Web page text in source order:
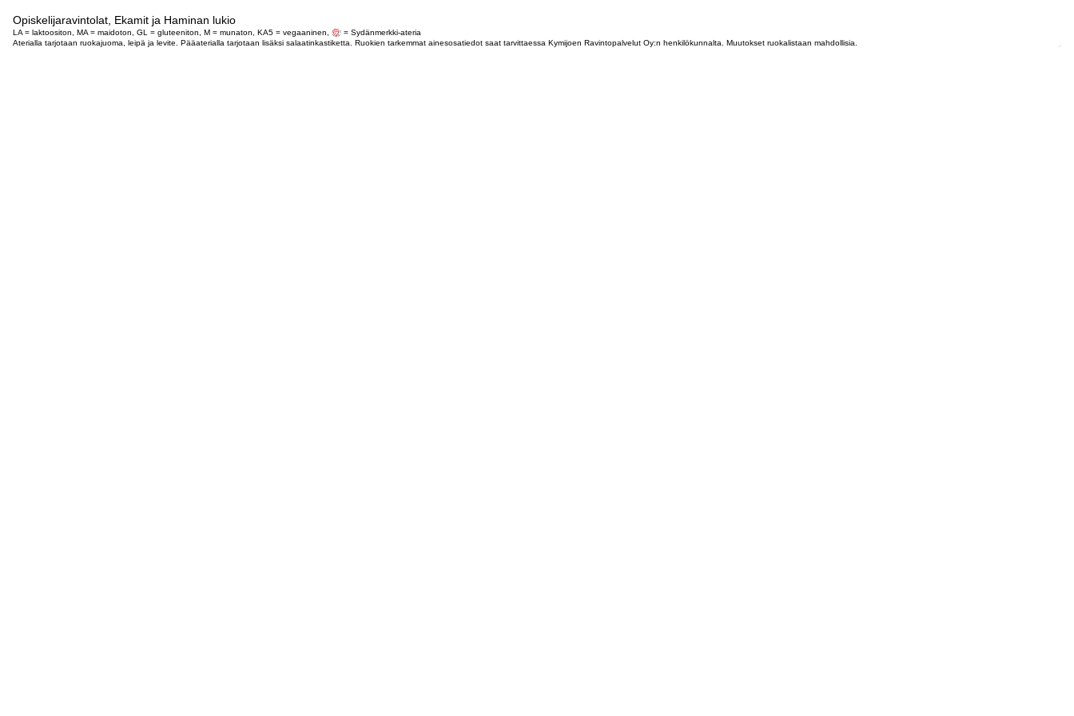
Opiskelijaravintolat, Ekamit ja Haminan lukio
LA = laktoositon, MA = maidoton, GL = gluteeniton, M = munaton, KA5 = vegaaninen,
= Sydänmerkki-ateria
Aterialla tarjotaan ruokajuoma, leipä ja levite. Pääaterialla tarjotaan lisäksi salaatinkastiketta. Ruokien tarkemmat ainesosatiedot saat tarvittaessa Kymijoen Ravintopalvelut Oy:n henkilökunnalta. Muutokset ruokalistaan mahdollisia.